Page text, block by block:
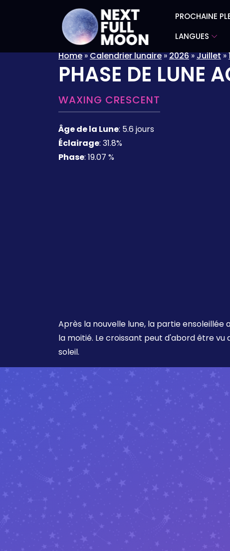
PROCHAINE
LANGUES
Home»Calendrier lunaire»2026»Juillet»
PHASE DE LUNE
WAXING CRESCENT
Âge de la Lune: 5.6 jours
Éclairage: 31.8%
Phase: 19.07 %
Après la nouvelle lune, la partie ensoleillée
la moitié. Le croissant peut d'abord être vu
soleil.